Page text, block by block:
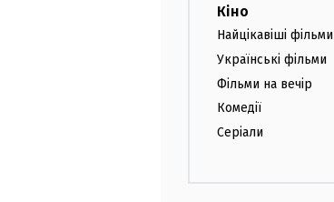
Кіно
Найцікавіші фільми
Українські фільми
Фільми на вечір
Комедії
Серіали